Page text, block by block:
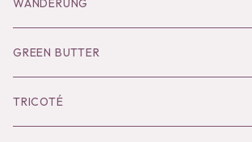
Socks
Shoes
Bilitis dix-sept ans
Inner
Outer
Goods
Goods
WANDERUNG
GREEN BUTTER
TRICOTÉ